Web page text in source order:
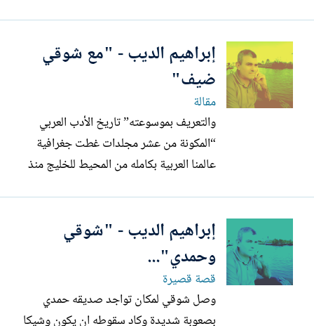
الكون الباطني التي تربط بين اجزائه وسر
تماسكه وتحفظه من التداعي : اما آلة
الساكسفون فهي من تلملم شتات نفسه
وتنطلق...
إبراهيم الديب - "مع شوقي
ضيف"
مقالة
والتعريف بموسوعته” تاريخ الأدب العربي
“المكونة من عشر مجلدات غطت جغرافية
عالمنا العربية بكامله من المحيط للخليج منذ
قطر عربي مجلد خاص به، وقام بدمج عدة
أقطار في مجلد واحد المهم أنه لم يترك جزء
جغرافيا العالم العربي تحدث...
إبراهيم الديب - "شوقي
وحمدي"...
قصة قصيرة
وصل شوقي لمكان تواجد صديقه حمدي
بصعوبة شديدة وكاد سقوطه ان يكون وشيكا